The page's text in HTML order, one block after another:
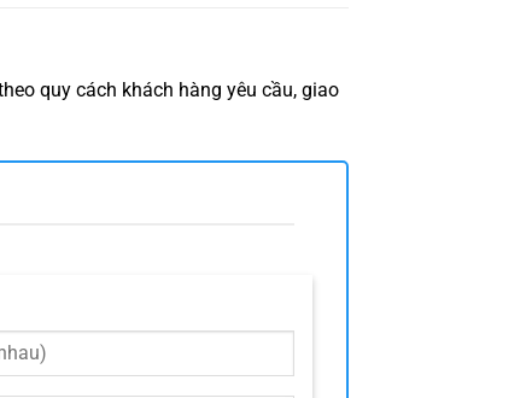
quy cách khách hàng yêu cầu, giao